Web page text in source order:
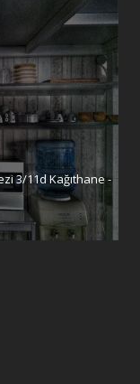
3/11d Kağıthane -